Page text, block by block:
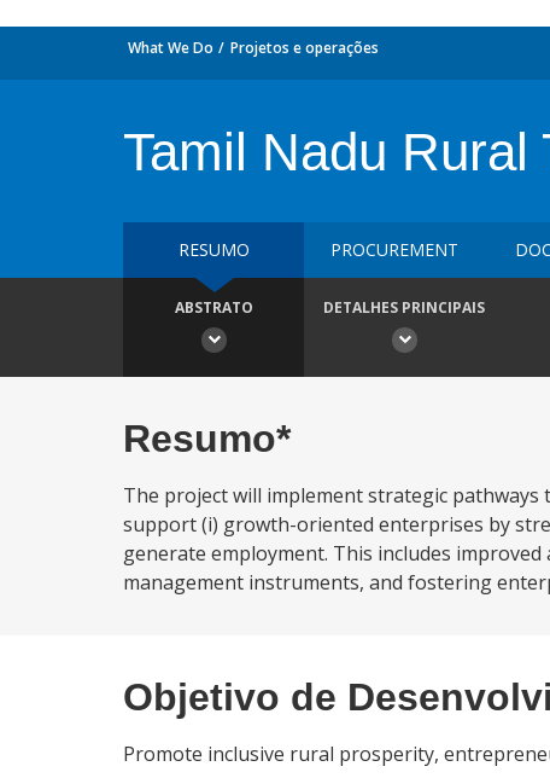
What We Do Projetos e operações
Tamil Nadu
RESUMO PROCUREMENT
ABSTRATO DETALHES PRINCIPAIS
Resumo*
The project will implement strategic
support (i) growth-oriented enterprises by
generate employment. This includes
management instruments, and fostering
Objetivo de
Promote inclusive rural prosperity,